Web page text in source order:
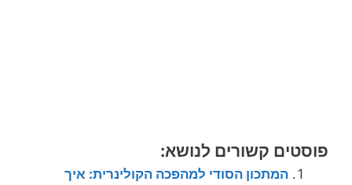
פוסטים קשורים לנושא:
המתכון הסודי למהפכה הקולינרית: איך